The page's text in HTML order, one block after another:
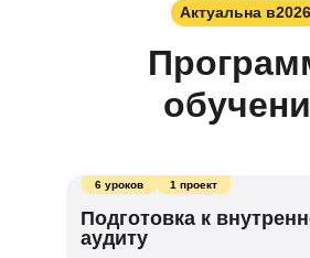
Актуальна в2026
Подготовка к
аудиту
6 уроков 1 проект